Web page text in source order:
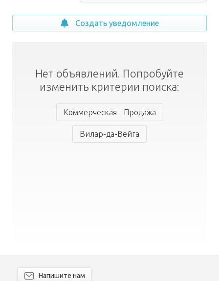
Создать уведомление
Нет объявлений. Попробуйте
изменить критерии поиска:
Коммерческая - Продажа
Вилар-да-Вейга
Напишите нам